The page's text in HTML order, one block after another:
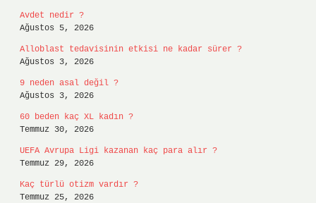
Avdet nedir ?
Ağustos 5, 2026
Alloblast tedavisinin etkisi ne kadar sürer ?
Ağustos 3, 2026
9 neden asal değil ?
Ağustos 3, 2026
60 beden kaç XL kadın ?
Temmuz 30, 2026
UEFA Avrupa Ligi kazanan kaç para alır ?
Temmuz 29, 2026
Kaç türlü otizm vardır ?
Temmuz 25, 2026